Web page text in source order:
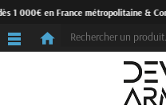
1 000€ en France métropolitaine &